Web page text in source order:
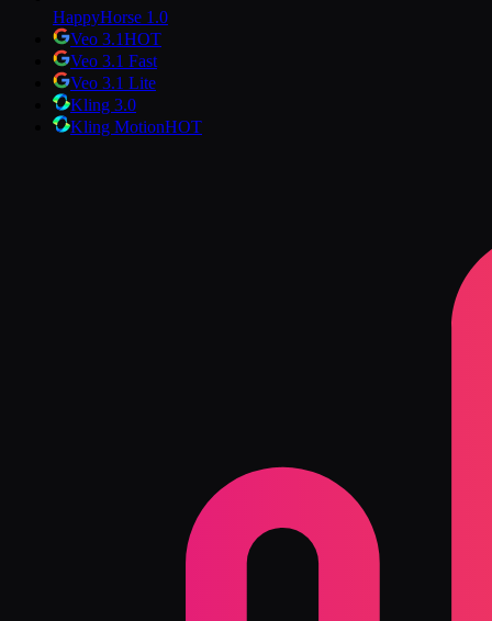
HappyHorse 1.0
Veo 3.1HOT
Veo 3.1 Fast
Veo 3.1 Lite
Kling 3.0
Kling MotionHOT